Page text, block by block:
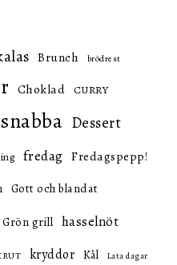
Brunch brödrest
Choklad CURRY
Dessert
fredag Fredagspepp!
Gott och blandat
Grön grill hasselnöt
kryddor Kål Lata dagar